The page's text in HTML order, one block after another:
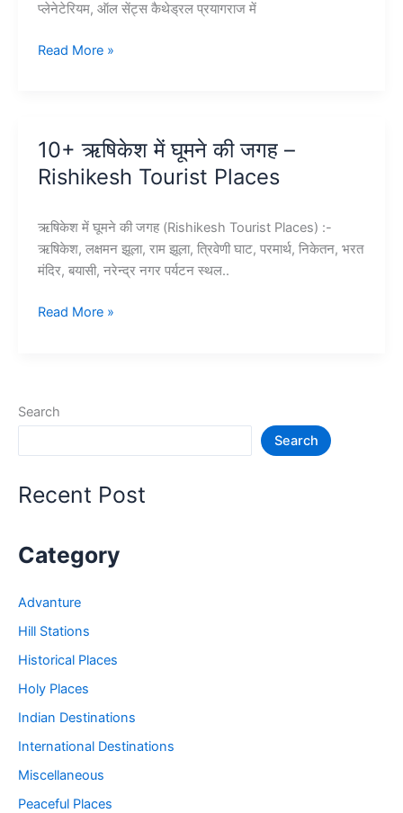
प्लेनेटेरियम, ऑल सेंट्स कैथेड्रल प्रयागराज में
10+
जगह
–
Tourist
Places
Read More »
10+ ऋषिकेश में घूमने की जगह –
Rishikesh Tourist Places
ऋषिकेश में घूमने की जगह (Rishikesh Tourist Places) :-
ऋषिकेश, लक्षमन झूला, राम झूला, त्रिवेणी घाट, परमार्थ, निकेतन, भरत
मंदिर, बयासी, नरेन्द्र नगर पर्यटन स्थल..
10+
जगह
Places
Read More »
Search
Search
Recent Post
Category
Advanture
Hill Stations
Historical Places
Holy Places
Indian Destinations
International Destinations
Miscellaneous
Peaceful Places